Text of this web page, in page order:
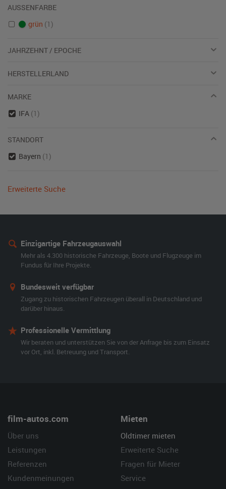
AUSSENFARBE
grün (1)
JAHRZEHNT / EPOCHE
HERSTELLERLAND
MARKE
IFA (1)
STANDORT
Bayern (1)
Erweiterte Suche
Einzigartige Fahrzeugauswahl
Mehr als 4.300 historische Fahrzeuge, Boote und Flugzeuge im
Fundus für Ihre Projekte.
Bundesweit verfügbar
Zugang zu historischen Fahrzeugen überall in Deutschland und
darüber hinaus.
Professionelle Vermittlung
Wir beraten und unterstützen Sie von der Anfrage bis zum Einsatz
vor Ort, inkl. Betreuung und Transport.
film-autos.com
Über uns
Leistungen
Referenzen
Kundenmeinungen
Mieten
Oldtimer mieten
Erweiterte Suche
Fragen für Mieter
Service